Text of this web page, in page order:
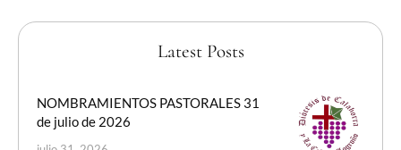
Latest Posts
NOMBRAMIENTOS PASTORALES 31
de julio de 2026